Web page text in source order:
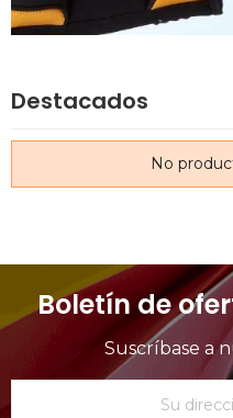
Destacados
No
Boletín de
Suscríbase a